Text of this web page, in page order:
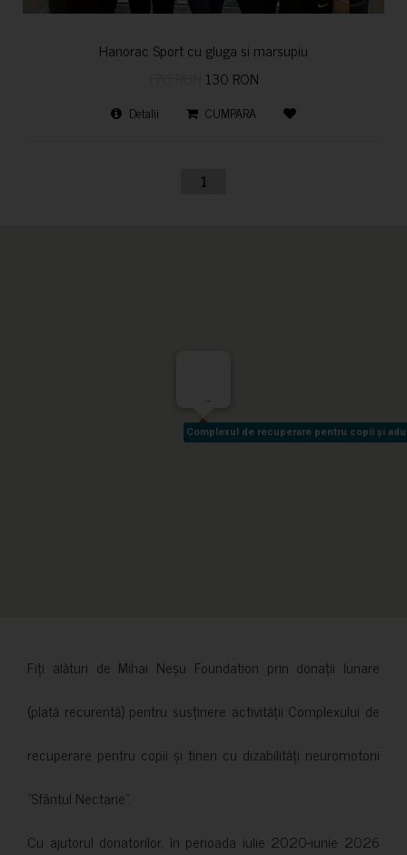
Hanorac Sport cu gluga si marsupiu
130 RON
Detalii CUMPARA
1
Complexul de recuperare pentru copii și
Complexul de recuperare pentru copii și
-
Fiți alături de Mihai Neșu Foundation prin donații lunare
(plată recurentă) pentru susținere activității Complexului de
recuperare pentru copii și tineri cu dizabilități neuromotorii
”Sfântul Nectarie”.
Cu ajutorul donatorilor, în perioada iulie 2020-iunie 2026